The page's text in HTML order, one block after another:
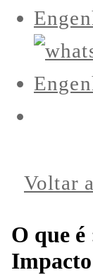
Voltar
O que
Impacto